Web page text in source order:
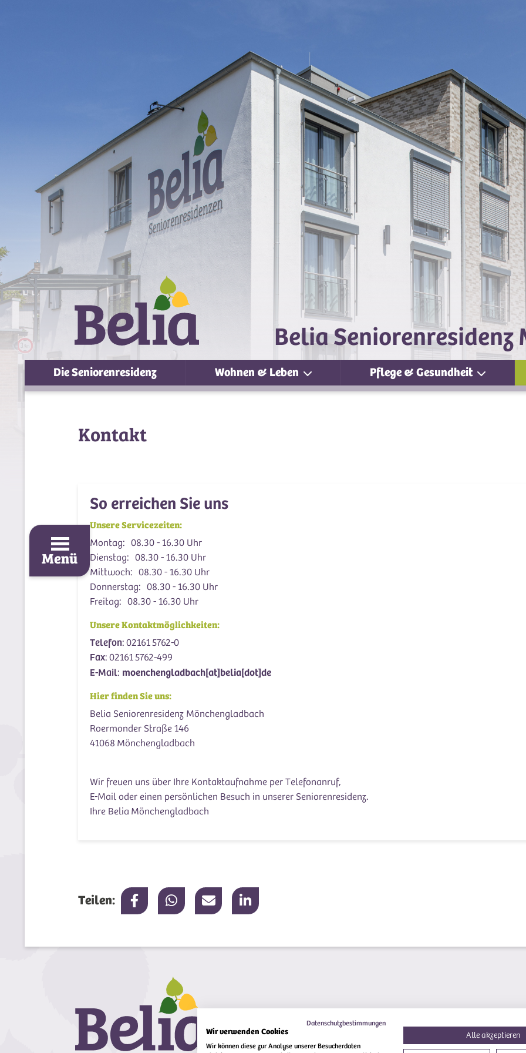
Menü
Belia
Die Seniorenresidenz Wohnen & Leben Pflege & Gesundheit
Kontakt
So erreichen Sie uns
Unsere Servicezeiten:
Montag: 08.30 - 16.30 Uhr
Dienstag: 08.30 - 16.30 Uhr
Mittwoch: 08.30 - 16.30 Uhr
Donnerstag: 08.30 - 16.30 Uhr
Freitag: 08.30 - 16.30 Uhr
Unsere Kontaktmöglichkeiten:
Telefon: 02161 5762-0
Fax: 02161 5762-499
E-Mail: moenchengladbach[at]belia[dot]de
Hier finden Sie uns:
Belia Seniorenresidenz Mönchengladbach
Roermonder Straße 146
41068 Mönchengladbach
Wir freuen uns über Ihre Kontaktaufnahme per Telefonanruf,
E-Mail oder einen persönlichen Besuch in unserer Seniorenresidenz.
Ihre Belia Mönchengladbach
Teilen:
Datenschutzbestimmungen
Wir verwenden Cookies
Wir können diese zur Analyse unserer Besucherdaten
Alle akzeptieren